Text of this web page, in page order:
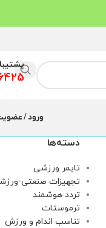
ورود /
دسته‌ها
تایمر ورزشی
تجهیزات صنعتی-
تردد هوشمند
ترموستات
تناسب اندام و ورزش